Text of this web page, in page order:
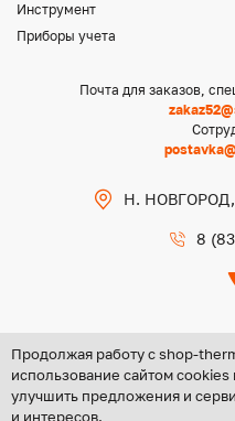
Инструмент
Приборы учета
Почта для заказов,
Н.
8
Copyright @ 2026
Продолжая работу с shop-
использование сайтом
улучшить предложения и
и интересов.